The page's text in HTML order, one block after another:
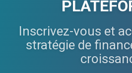
Inscrivez-vous et
stratégie de